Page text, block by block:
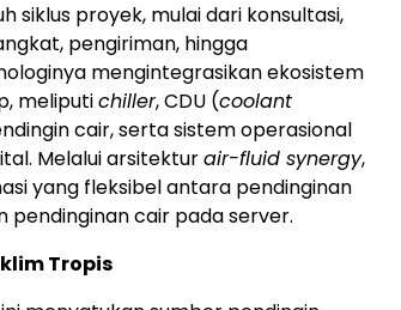
siklus proyek, mulai dari konsultasi,
pengiriman, hingga
mengintegrasikan ekosistem
meliputichiller, CDU (coolant
cair, serta sistem operasional
Melalui arsitekturair-fluid synergy,
yang fleksibel antara pendinginan
pendinginan cair pada server.
Tropis